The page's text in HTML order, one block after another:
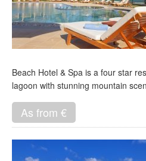
Beach Hotel & Spa is a four star
lagoon with stunning mountain
As from €